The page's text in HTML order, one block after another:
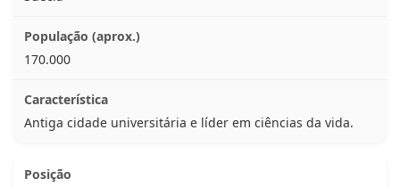
170.000
Antiga cidade universitária e líder em ciências da vida.